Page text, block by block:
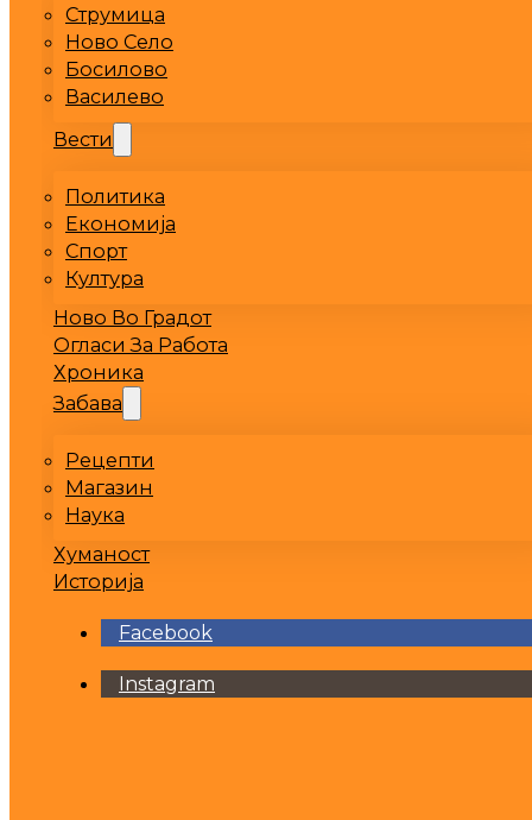
Струмица
Ново Село
Босилово
Василево
Вести
Политика
Економија
Спорт
Култура
Ново Во Градот
Огласи За Работа
Хроника
Забава
Рецепти
Магазин
Наука
Хуманост
Историја
Facebook
Instagram